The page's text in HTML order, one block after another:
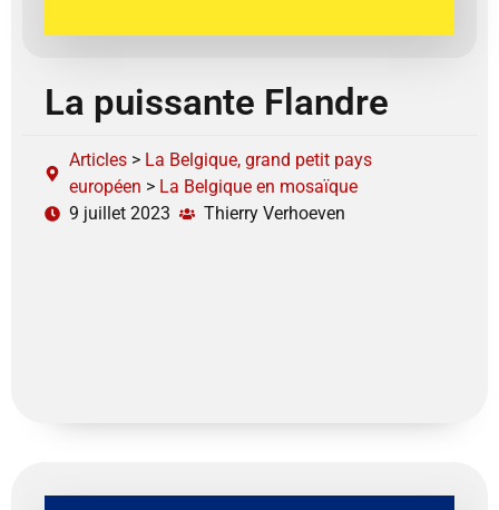
La puissante Flandre
Articles > La Belgique, grand petit pays
européen > La Belgique en mosaïque
9 juillet 2023
Thierry Verhoeven